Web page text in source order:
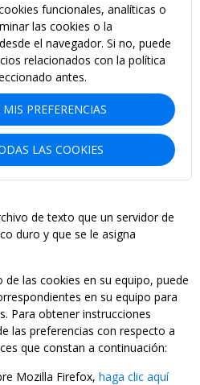
funcionales, analíticas o
las cookies o la
el navegador. Si no, puede
relacionados con la política
antes.
PREFERENCIAS
LAS COOKIES
de texto que un servidor de
duro y que se le asigna
las cookies en su equipo, puede
en su equipo para
Para obtener instrucciones
las preferencias con respecto a
que constan a continuación:
Mozilla Firefox, haga clic aquí